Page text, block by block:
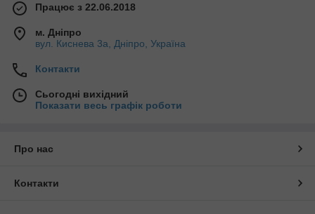
Працює з 22.06.2018
м. Дніпро
вул. Киснева 3а, Дніпро, Україна
Контакти
Сьогодні вихідний
Показати весь графік роботи
Про нас
Контакти